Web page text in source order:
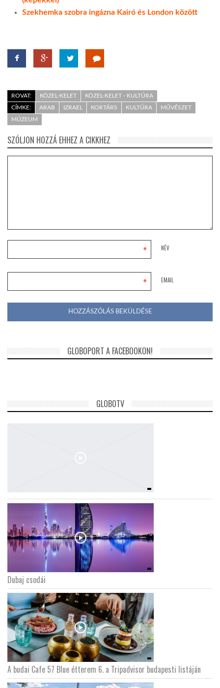
Szekhemka szobra ingázna Kairó és London között
ROVAT: KÖZEL-KELET
KÖZEL-KELET - KULTÚRA
CÍMKE:
ARAB IZRAEL KORTÁRS KULTÚRA
MŰVÉSZET
MÚZEUM
SZÓLJON HOZZÁ EHHEZ A CIKKHEZ
NÉV
*
EMAIL
*
GLOBOPORT A FACEBOOKON!
GLOBOTV
Dubaj csodái
A budai Cafe 57 Blue étterem 6. a Tripadvisor budapesti listáján